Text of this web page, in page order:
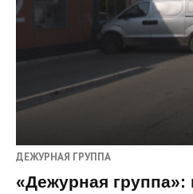
ДЕЖУРНАЯ ГРУППА
«Дежурная группа»: